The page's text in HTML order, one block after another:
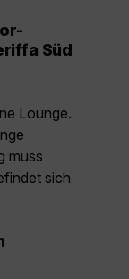
Süd
Lounge.
muss
sich